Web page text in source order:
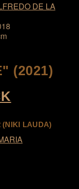
DE LA
(2021)
(NIKI LAUDA)